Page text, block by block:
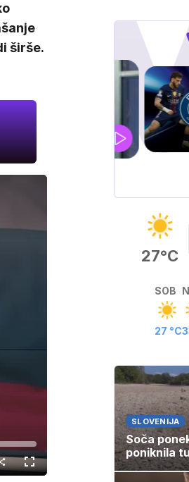
širše.
Celozaslonski
način
SUPERPOKAL
27°C
SOB
27 °C
SLOVENIJA
Soča
poniknila